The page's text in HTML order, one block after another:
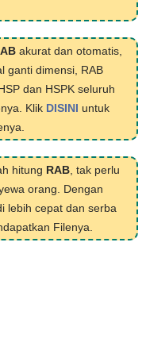
akurat dan otomatis,
ganti dimensi, RAB
dan HSPK seluruh
Klik DISINI untuk
hitung RAB , tak perlu
orang. Dengan
lebih cepat dan serba
Filenya.